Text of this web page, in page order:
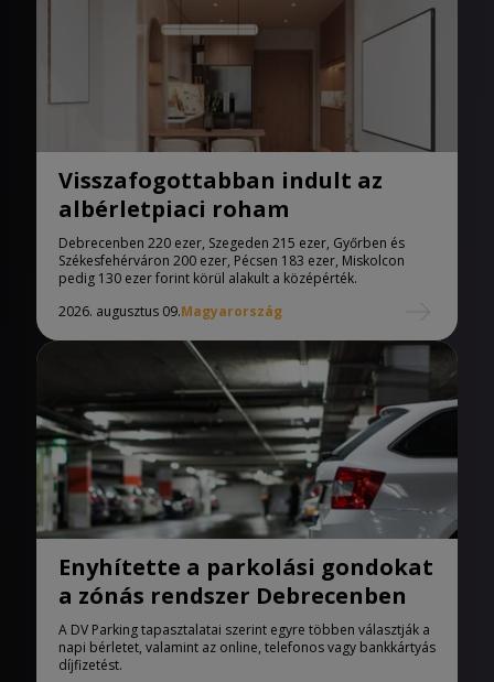
Visszafogottabban indult az
albérletpiaci roham
Debrecenben 220 ezer, Szegeden 215 ezer, Győrben és
Székesfehérváron 200 ezer, Pécsen 183 ezer, Miskolcon
pedig 130 ezer forint körül alakult a középérték.
2026. augusztus 09.Magyarország
Enyhítette a parkolási gondokat
a zónás rendszer Debrecenben
A DV Parking tapasztalatai szerint egyre többen választják a
napi bérletet, valamint az online, telefonos vagy bankkártyás
díjfizetést.